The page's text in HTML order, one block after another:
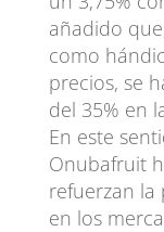
añadido
como
precios, se
del 35% en
En este
Onubafruit
refuerzan la
en los